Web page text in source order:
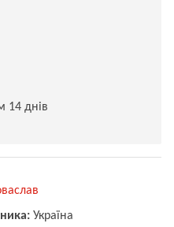
14 днів
Україна